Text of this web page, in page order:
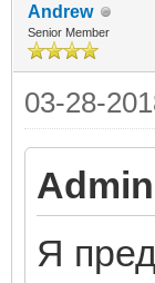
Andrew
Senior Member
03-28-
Я